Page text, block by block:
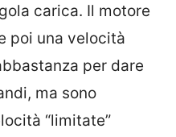
carica. Il motore
poi una velocità
per dare
ma sono
“limitate”